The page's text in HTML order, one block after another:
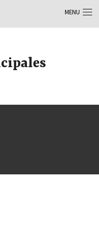
MENU